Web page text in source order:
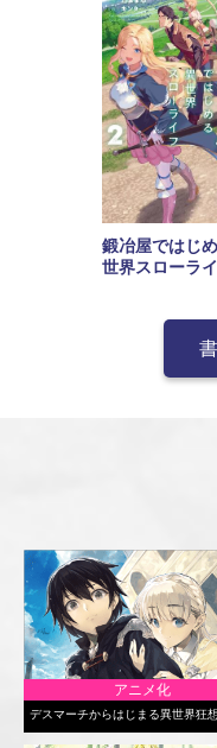
鍛冶屋ではじ
世界スローラ
アニメ化
デスマーチからはじまる異世界狂